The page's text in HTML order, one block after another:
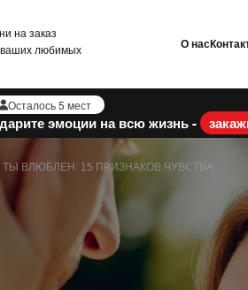
на заказ
ваших любимых
О нас
Осталось 5 мест
эмоции на всю жизнь -
ТЫ ВЛЮБЛЕН: 15 ПРИЗНАКОВ ЧУВСТВА